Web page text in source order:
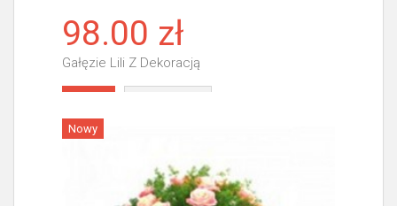
98.00 zł
Gałęzie Lili Z Dekoracją
Nowy